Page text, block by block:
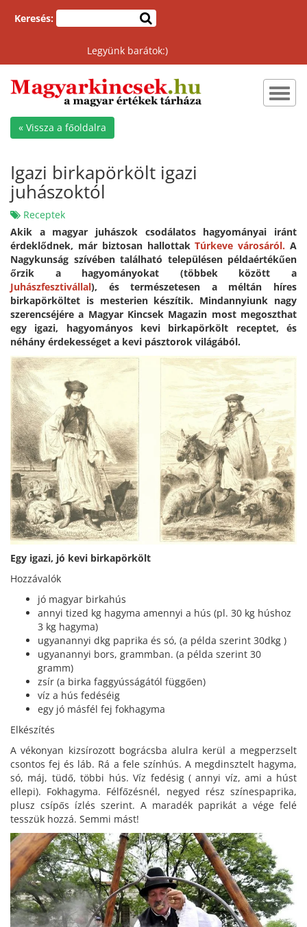
Keresés:
Legyünk barátok:)
« Vissza a főoldalra
Igazi birkapörkölt igazi
juhászoktól
Receptek
Akik a magyar juhászok csodálatos hagyományai iránt
érdeklődnek, már biztosan hallottakTúrkeve városáról. A
Nagykunság szívében található településen példaértékűen
őrzik a hagyományokat (többek között a
Juhászfesztivállal), és természetesen a méltán híres
birkapörköltet is mesterien készítik. Mindannyiunk nagy
szerencséjére a Magyar Kincsek Magazin most megoszthat
egy igazi, hagyományos kevi birkapörkölt receptet, és
néhány érdekességet a kevi pásztorok világából.
Egy igazi, jó kevi birkapörkölt
Hozzávalók
jó magyar birkahús
annyi tized kg hagyma amennyi a hús (pl. 30 kg húshoz
3 kg hagyma)
ugyanannyi dkg paprika és só, (a példa szerint 30dkg )
ugyanannyi bors, grammban. (a példa szerint 30
gramm)
zsír (a birka faggyússágától függően)
víz a hús fedéséig
egy jó másfél fej fokhagyma
Elkészítés
A vékonyan kizsírozott bográcsba alulra kerül a megperzselt
csontos fej és láb. Rá a fele színhús. A megdinsztelt hagyma,
só, máj, tüdő, többi hús. Víz fedésig ( annyi víz, ami a húst
ellepi). Fokhagyma. Félfőzésnél, negyed rész színespaprika,
plusz csípős ízlés szerint. A maradék paprikát a vége felé
tesszük hozzá. Semmi mást!